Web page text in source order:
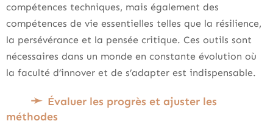
compétences techniques, mais également des
compétences de vie essentielles telles que la résilience,
la persévérance et la pensée critique. Ces outils sont
nécessaires dans un monde en constante évolution où
la faculté d’innover et de s’adapter est indispensable.
Évaluer les progrès et ajuster les
méthodes